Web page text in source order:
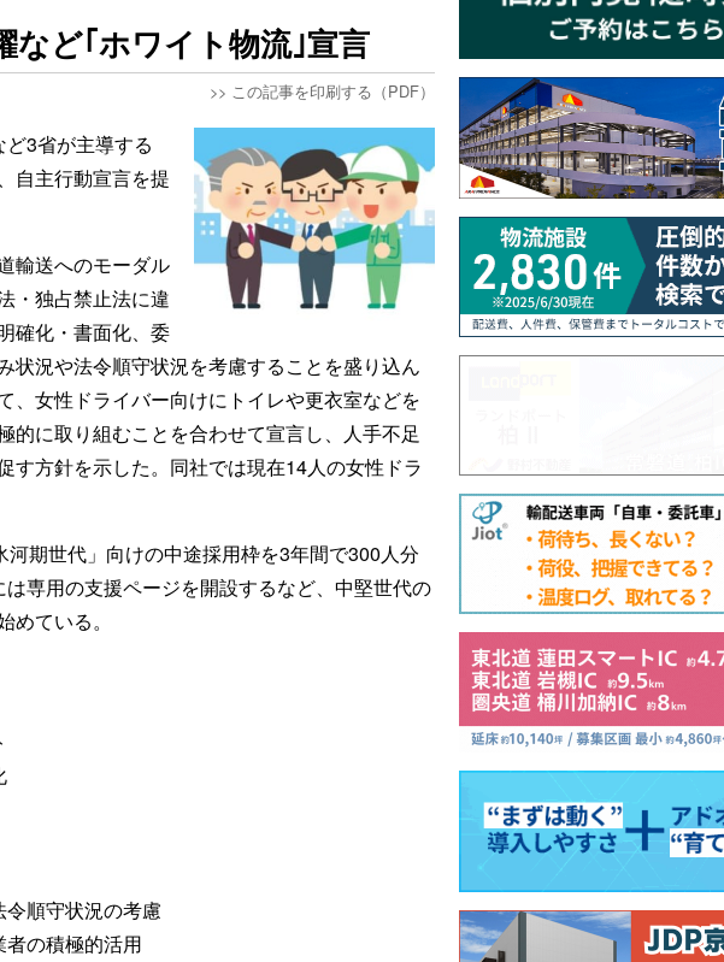
など｢ホワイト物流｣宣言
>> この記事を印刷する（PDF）
3省が主導する
自主行動宣言を提
輸送へのモーダル
・独占禁止法に違
確化・書面化、委
状況や法令順守状況を考慮することを盛り込ん
、女性ドライバー向けにトイレや更衣室などを
的に取り組むことを合わせて宣言し、人手不足
す方針を示した。同社では現在14人の女性ドラ
期世代」向けの中途採用枠を3年間で300人分
専用の支援ページを開設するなど、中堅世代の
ている。
令順守状況の考慮
者の積極的活用